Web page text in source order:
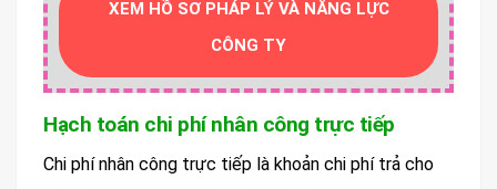
XEM HỒ SƠ PHÁP LÝ VÀ NĂNG LỰC
CÔNG TY
Hạch toán chi phí nhân công trực tiếp
Chi phí nhân công trực tiếp là khoản chi phí trả cho